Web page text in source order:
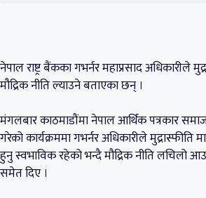
नेपाल राष्ट्र बैंकका गभर्नर महाप्रसाद अधिकारीले
मौद्रिक नीति ल्याउने बताएका छन् ।
मंगलबार काठमाडौंमा नेपाल आर्थिक पत्रकार
गरेको कार्यक्रममा गभर्नर अधिकारीले मुद्रास्फीति
हुनु स्वभाविक रहेको भन्दै मौद्रिक नीति लचिलो
समेत दिए ।